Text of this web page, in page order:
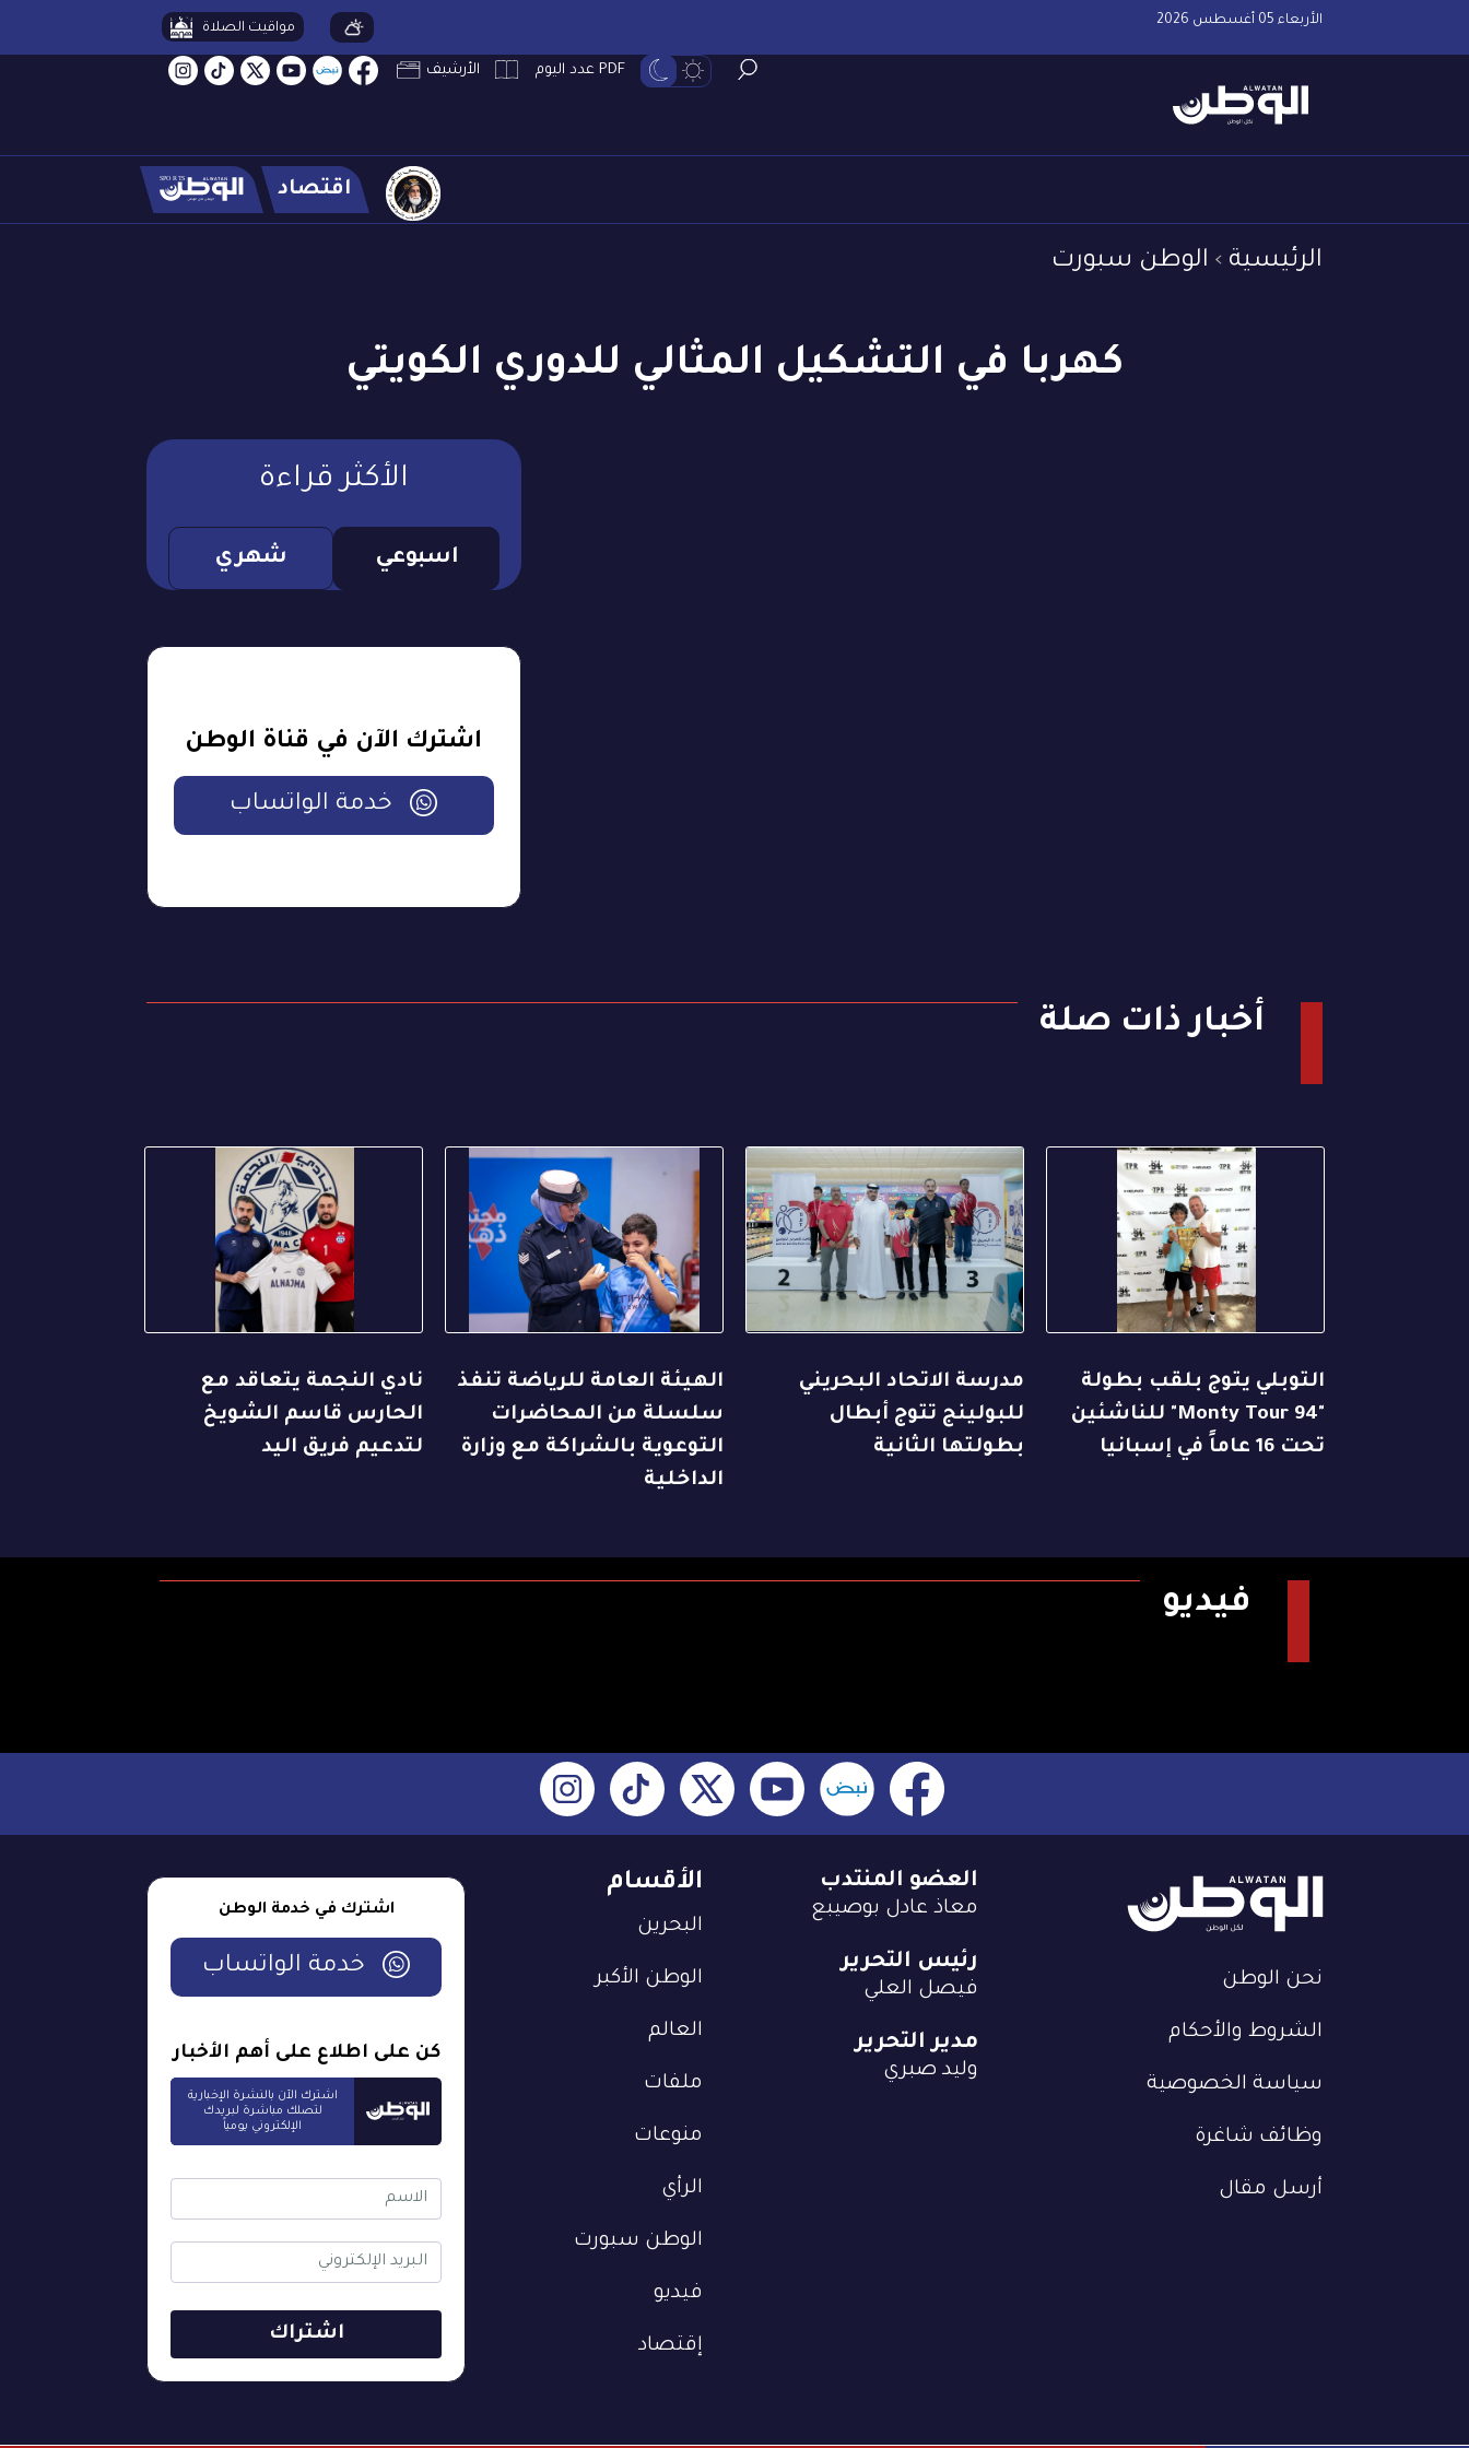
الأربعاء 05 أغسطس 2026 مواقيت الصلاة
PDF عدد اليوم الأرشيف
اقتصاد
الرئيسية الوطن سبورت
كهربا في التشكيل المثالي للدوري الكويتي
الأكثر قراءة
اسبوعي شهري
اشترك الآن في قناة الوطن
خدمة الواتساب
أخبار ذات صلة
التوبلي يتوج بلقب بطولة
"94 Monty Tour" للناشئين
تحت 16 عاماً في إسبانيا
مدرسة الاتحاد البحريني
للبولينج تتوج أبطال
بطولتها الثانية
الهيئة العامة للرياضة تنفذ
سلسلة من المحاضرات
التوعوية بالشراكة مع وزارة
الداخلية
نادي النجمة يتعاقد مع
الحارس قاسم الشويخ
لتدعيم فريق اليد
فيديو
نحن الوطن
الشروط والأحكام
سياسة الخصوصية
وظائف شاغرة
أرسل مقال
الأقسام
البحرين
الوطن الأكبر
العالم
ملفات
منوعات
الرأي
الوطن سبورت
فيديو
إقتصاد
العضو المنتدب
معاذ عادل بوصيبع
رئيس التحرير
فيصل العلي
مدير التحرير
وليد صبري
اشترك في خدمة الوطن
خدمة الواتساب
كن على اطلاع على أهم الأخبار
اشترك الآن بالنشرة الإخبارية
لتصلك مباشرة لبريدك
الإلكتروني يومياً
اشتراك